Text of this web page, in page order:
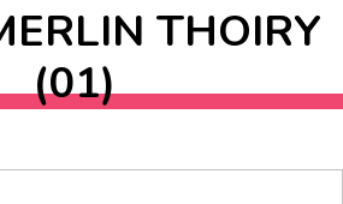
THOIRY
(01)